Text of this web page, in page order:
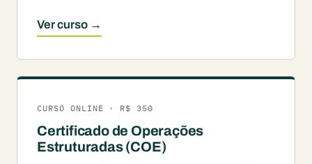
Ver curso →
CURSO ONLINE · R$ 350
Certificado de Operações
Estruturadas (COE)